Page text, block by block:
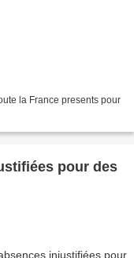
la France presents pour
pour des